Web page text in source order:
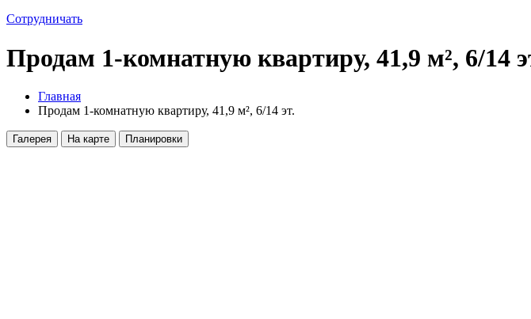
Сотрудничать
Продам 1-комнатную квартиру, 41,9 м², 6/14
Главная
Продам 1-комнатную квартиру, 41,9 м², 6/14 эт.
Галерея На карте Планировки